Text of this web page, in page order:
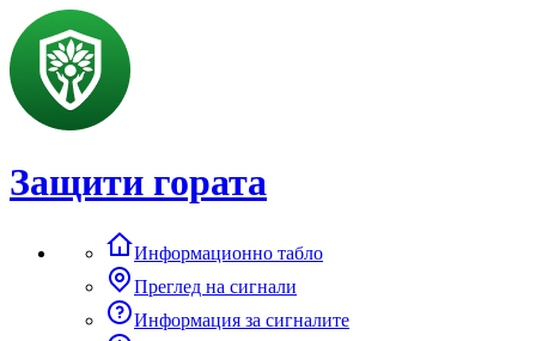
Защити гората
Информационно табло
Преглед на сигнали
Информация за сигналите